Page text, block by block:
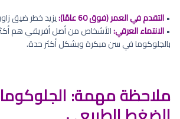
•التقدم في العمر (فوق 60 عامًا):
يزيد خطر ضيق
•الانتماء العرقي:الأشخاص من أصل أفريقي هم
بالجلوكوما في سن مبكرة وبشكل أكثر حدة.
ملاحظة مهمة: